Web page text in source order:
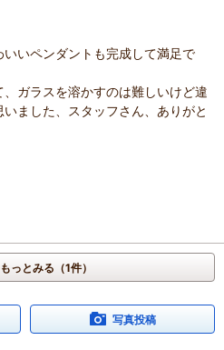
いペンダントも完成して満足で
ガラスを溶かすのは難しいけど違
ました、スタッフさん、ありがと
っとみる（1件）
写真投稿